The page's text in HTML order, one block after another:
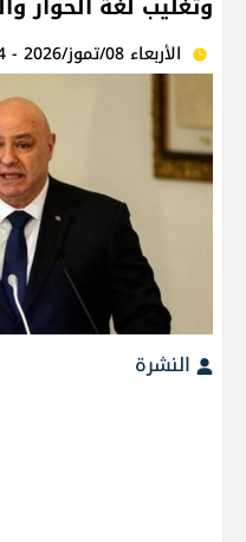
الأربعاء 08/تموز/2026 - 01:54 م
النشرة